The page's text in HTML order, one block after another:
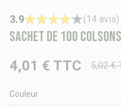
Sachet de 100 colsons
3.9 (14 avis)
4,01 € TTC 5,02 €
Couleur